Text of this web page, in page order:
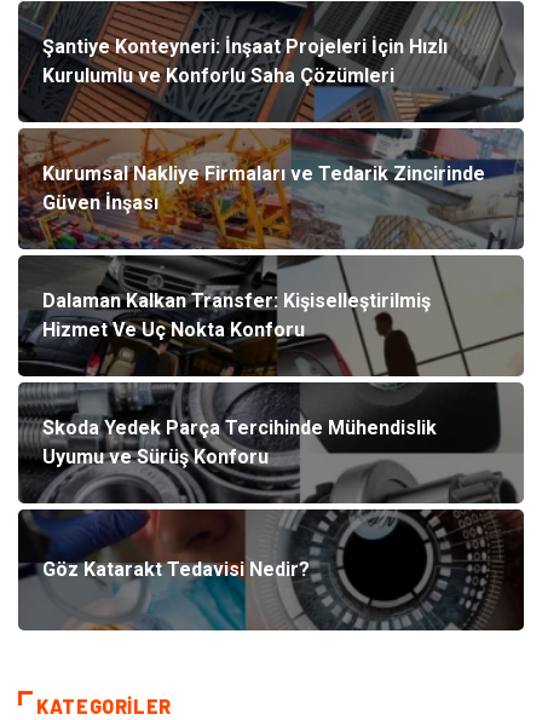
Şantiye Konteyneri: İnşaat Projeleri İçin Hızlı
Kurulumlu ve Konforlu Saha Çözümleri
Kurumsal Nakliye Firmaları ve Tedarik Zincirinde
Güven İnşası
Dalaman Kalkan Transfer: Kişiselleştirilmiş
Hizmet Ve Uç Nokta Konforu
Skoda Yedek Parça Tercihinde Mühendislik
Uyumu ve Sürüş Konforu
Göz Katarakt Tedavisi Nedir?
KATEGORILER